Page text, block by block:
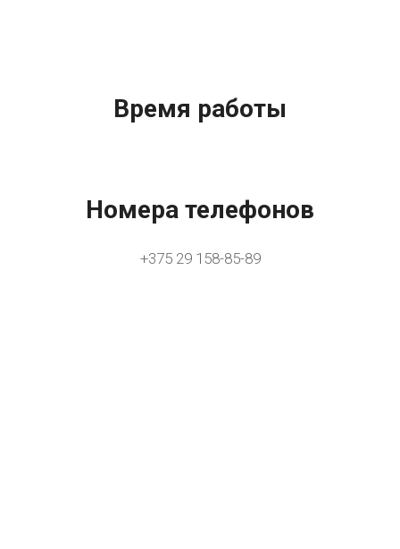
Время работы
Номера телефонов
+375 29 158-85-89